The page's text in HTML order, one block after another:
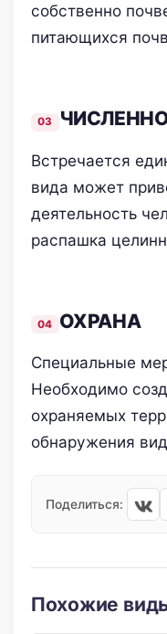
собственно
питающихся
Встречается
вида может
деятельность
распашка
ОХРАНА
Специальные
Необходимо
охраняемых
обнаружения
Поделиться:
Похожие